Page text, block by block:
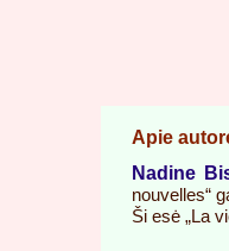
Apie
Nadine
nouvelles“
Ši esė „La